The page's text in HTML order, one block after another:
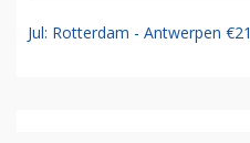
Jul: Rotterdam - Antwerpen €21